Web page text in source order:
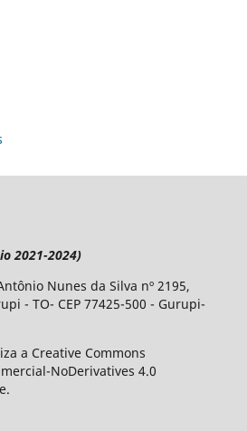
2021-2024)
Nunes da Silva nº 2195,
- TO- CEP 77425-500 - Gurupi-
a Creative Commons
NoDerivatives 4.0